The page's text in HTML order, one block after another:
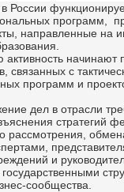
России
программ,
направленные на
начинают
связанных с
программ и
дел в отрасли
стратегий
рассмотрения,
и
сообщества.